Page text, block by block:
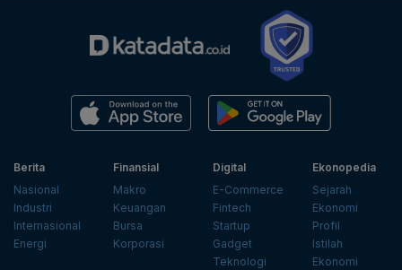
Berita
Nasional
Industri
Internasional
Energi
Finansial
Makro
Keuangan
Bursa
Korporasi
Digital
E-Commerce
Fintech
Startup
Gadget
Teknologi
Ekonopedia
Sejarah
Ekonomi
Profil
Istilah
Ekonomi